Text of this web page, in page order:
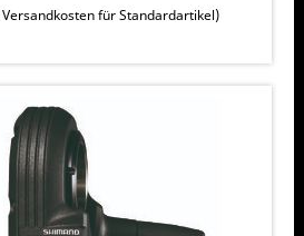
Versandkosten für Standardartikel)